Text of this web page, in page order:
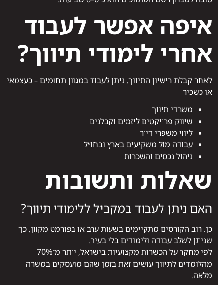
איפה אפשר לעבוד
אחרי לימודי תיווך?
לאחר קבלת רישיון התיווך, ניתן לעבוד במגוון תחומים – כעצמאי
או כשכיר:
משרדי תיווך
שיווק פרויקטים ליזמים וקבלנים
ליווי משפרי דיור
עבודה מול משקיעים בארץ ובחו״ל
ניהול נכסים והשכרות
שאלות ותשובות
האם ניתן לעבוד במקביל ללימודי תיווך?
כן. רוב הקורסים מתקיימים בשעות ערב או בפורמט מקוון, כך
שניתן לשלב עבודה ולימודים בלי בעיה.
לפי מחקר על הכשרות מקצועיות בישראל, יותר מ־70%
מהלומדים לתיווך עושים זאת בזמן שהם מועסקים במשרה
מלאה.